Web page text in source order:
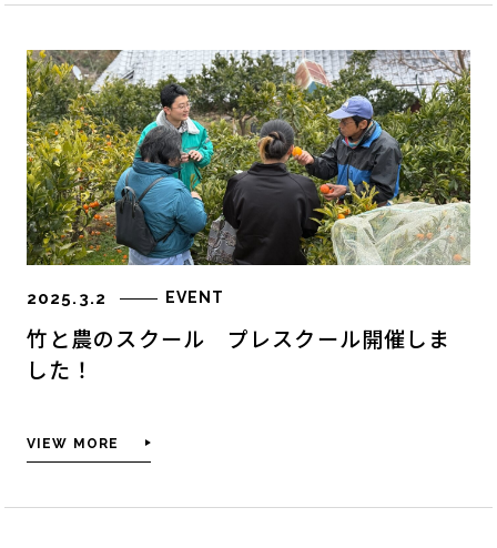
2025.3.2 EVENT
竹と農のスクール プレスクール開催しま
した！
VIEW MORE